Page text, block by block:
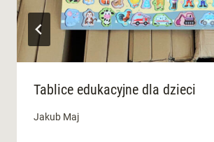
Tablice edukacyjne dla dzieci
Jakub Maj